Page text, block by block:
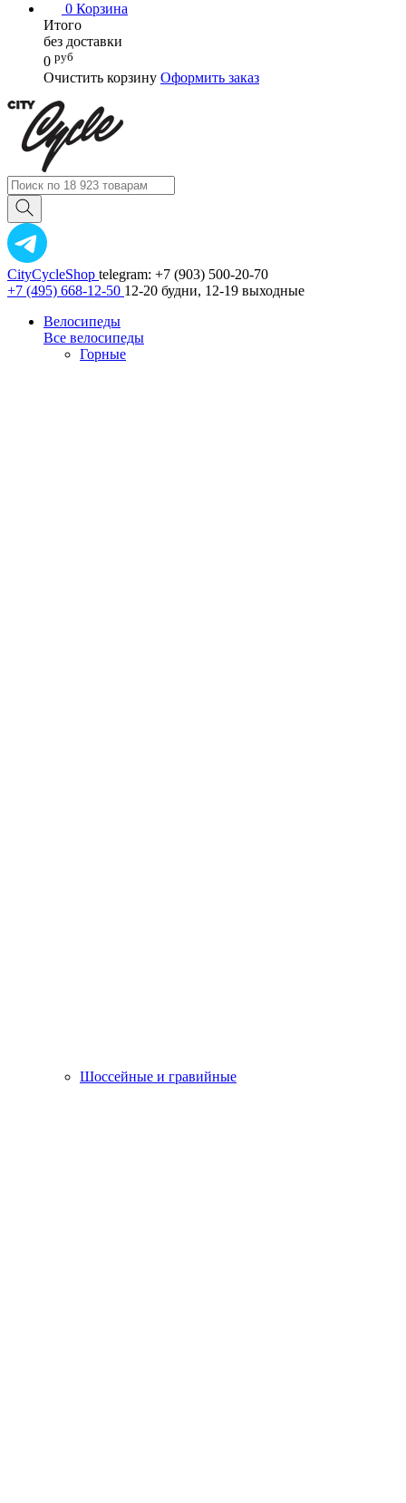
0 Корзина
Итого
без доставки
0 руб
Очистить корзину Оформить заказ
CityCycleShop telegram: +7 (903) 500-20-70
+7 (495) 668-12-50 12-20 будни, 12-19 выходные
Велосипеды
Все велосипеды
Горные
Шоссейные и гравийные